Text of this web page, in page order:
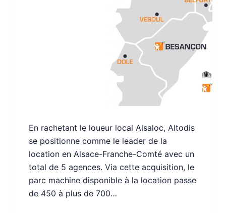
En rachetant le loueur local Alsaloc, Altodis
se positionne comme le leader de la
location en Alsace-Franche-Comté avec un
total de 5 agences. Via cette acquisition, le
parc machine disponible à la location passe
de 450 à plus de 700…